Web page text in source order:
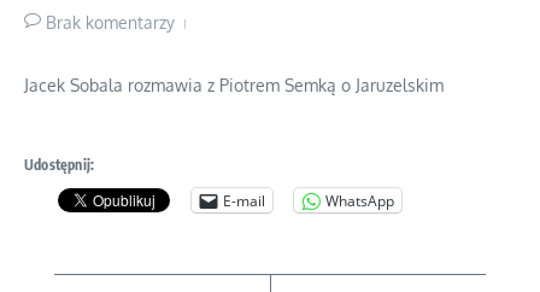
Brak komentarzy
Jacek Sobala rozmawia z Piotrem Semką o Jaruzelskim
Udostępnij:
E-mail WhatsApp